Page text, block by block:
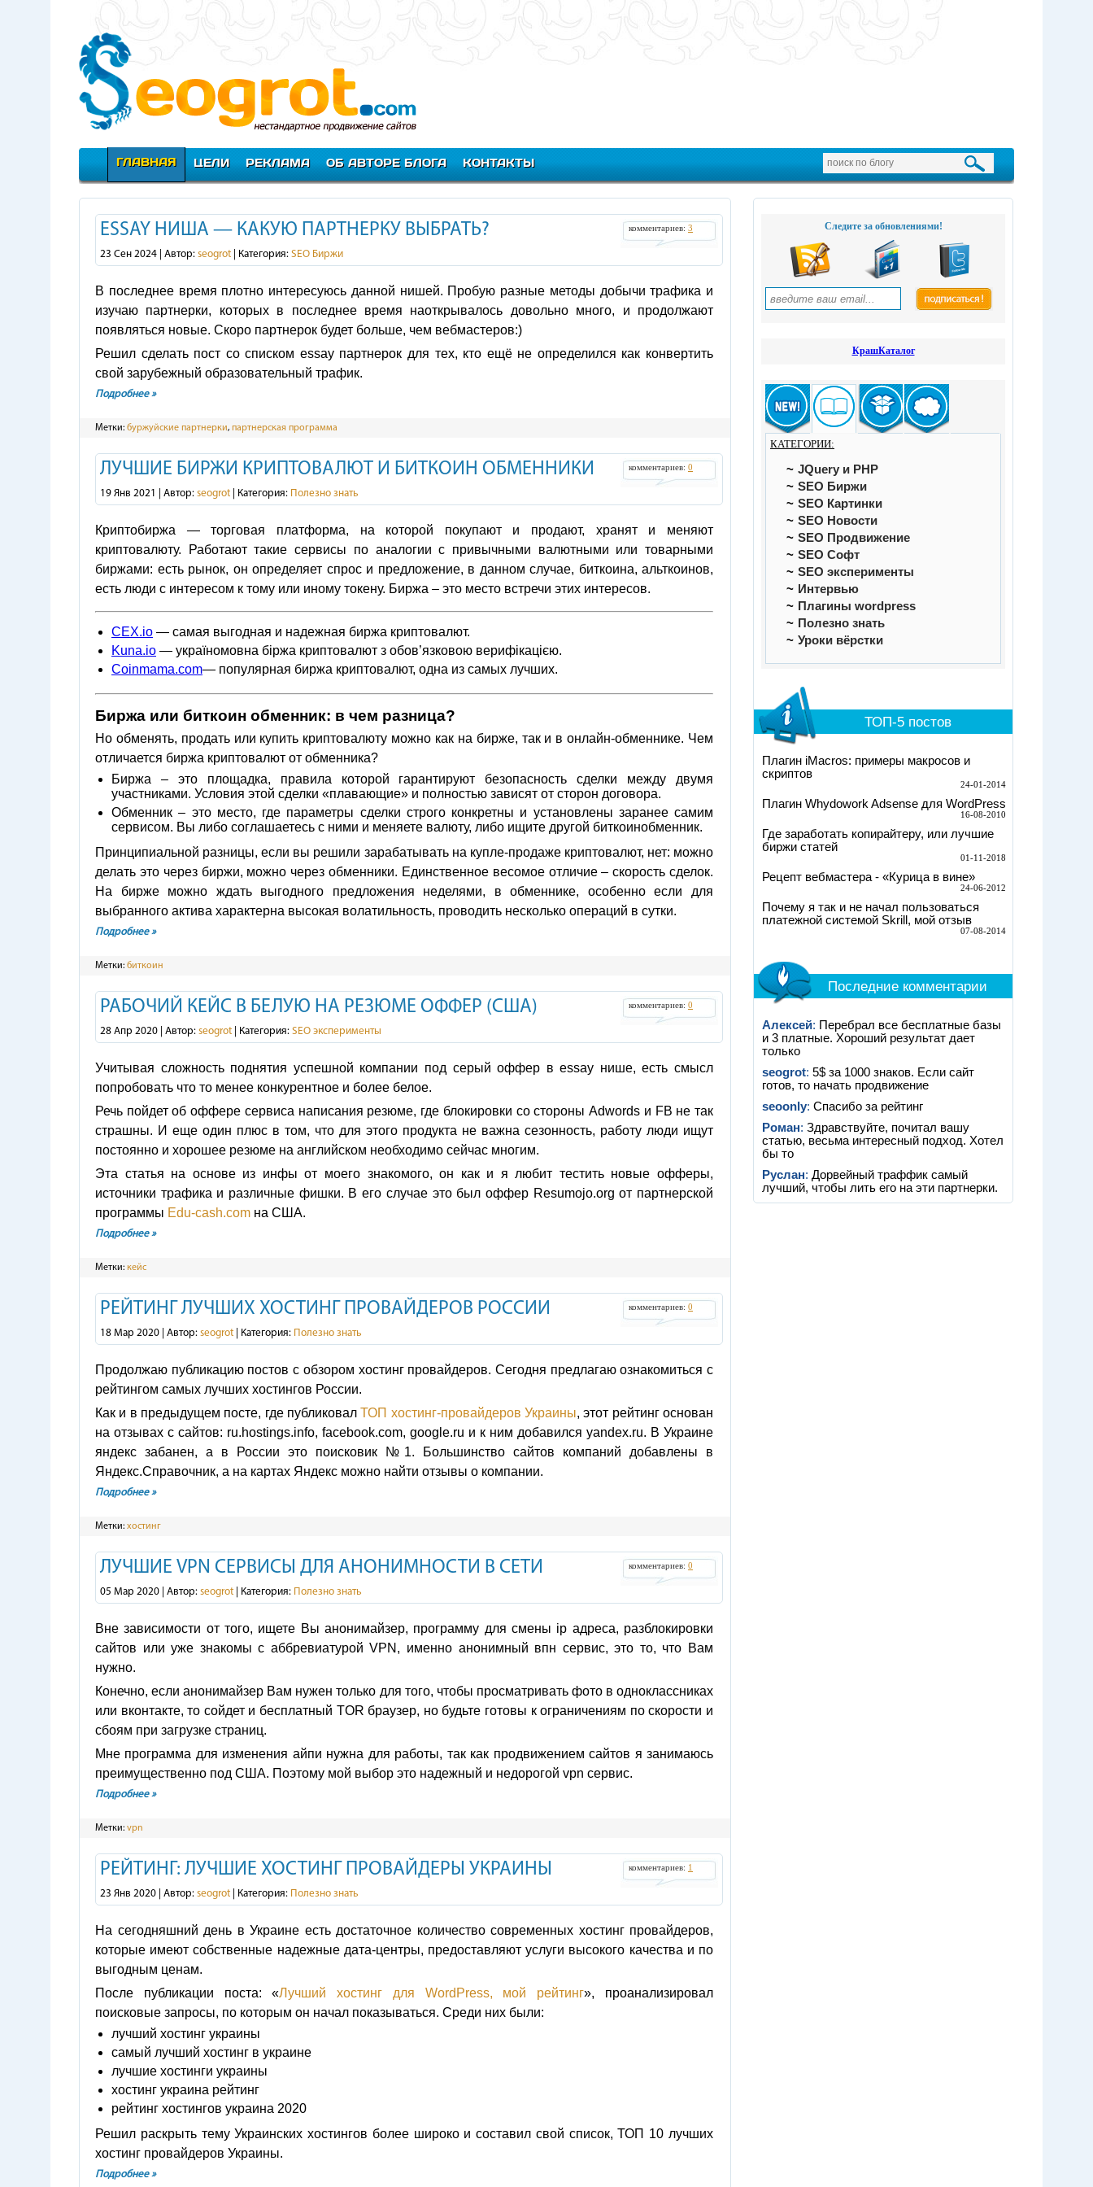
ГЛАВНАЯ ЦЕЛИ РЕКЛАМА ОБ АВТОРЕ БЛОГА КОНТАКТЫ
ESSAY НИША — КАКУЮ ПАРТНЕРКУ ВЫБРАТЬ? комментариев: 3
23 Сен 2024 | Автор: seogrot | Категория: SEO Биржи
В последнее время плотно интересуюсь данной нишей. Пробую разные методы добычи трафика и
изучаю партнерки, которых в последнее время наоткрывалось довольно много, и продолжают
появляться новые. Скоро партнерок будет больше, чем вебмастеров:)
Решил сделать пост со списком essay партнерок для тех, кто ещё не определился как конвертить
свой зарубежный образовательный трафик.
Подробнее »
Метки: буржуйские партнерки, партнерская программа
ЛУЧШИЕ БИРЖИ КРИПТОВАЛЮТ И БИТКОИН ОБМЕННИКИ комментариев: 0
19 Янв 2021 | Автор: seogrot | Категория: Полезно знать
Криптобиржа — торговая платформа, на которой покупают и продают, хранят и меняют
криптовалюту. Работают такие сервисы по аналогии с привычными валютными или товарными
биржами: есть рынок, он определяет спрос и предложение, в данном случае, биткоина, альткоинов,
есть люди с интересом к тому или иному токену. Биржа – это место встречи этих интересов.
CEX.io — самая выгодная и надежная биржа криптовалют.
Kuna.io — україномовна біржа криптовалют з обов’язковою верифікацією.
Coinmama.com— популярная биржа криптовалют, одна из самых лучших.
Биржа или биткоин обменник: в чем разница?
Но обменять, продать или купить криптовалюту можно как на бирже, так и в онлайн-обменнике. Чем
отличается биржа криптовалют от обменника?
Биржа – это площадка, правила которой гарантируют безопасность сделки между двумя
участниками. Условия этой сделки «плавающие» и полностью зависят от сторон договора.
Обменник – это место, где параметры сделки строго конкретны и установлены заранее самим
сервисом. Вы либо соглашаетесь с ними и меняете валюту, либо ищите другой биткоинобменник.
Принципиальной разницы, если вы решили зарабатывать на купле-продаже криптовалют, нет: можно
делать это через биржи, можно через обменники. Единственное весомое отличие – скорость сделок.
На бирже можно ждать выгодного предложения неделями, в обменнике, особенно если для
выбранного актива характерна высокая волатильность, проводить несколько операций в сутки.
Подробнее »
Метки: биткоин
РАБОЧИЙ КЕЙС В БЕЛУЮ НА РЕЗЮМЕ ОФФЕР (США) комментариев: 0
28 Апр 2020 | Автор: seogrot | Категория: SEO эксперименты
Учитывая сложность поднятия успешной компании под серый оффер в essay нише, есть смысл
попробовать что то менее конкурентное и более белое.
Речь пойдет об оффере сервиса написания резюме, где блокировки со стороны Adwords и FB не так
страшны. И еще один плюс в том, что для этого продукта не важна сезонность, работу люди ищут
постоянно и хорошее резюме на английском необходимо сейчас многим.
Эта статья на основе из инфы от моего знакомого, он как и я любит тестить новые офферы,
источники трафика и различные фишки. В его случае это был оффер Resumojo.org от партнерской
программы Edu-cash.com на США.
Подробнее »
Метки: кейс
РЕЙТИНГ ЛУЧШИХ ХОСТИНГ ПРОВАЙДЕРОВ РОССИИ комментариев: 0
18 Мар 2020 | Автор: seogrot | Категория: Полезно знать
Продолжаю публикацию постов с обзором хостинг провайдеров. Сегодня предлагаю ознакомиться с
рейтингом самых лучших хостингов России.
Как и в предыдущем посте, где публиковалТОП хостинг-провайдеров Украины, этот рейтинг основан
на отзывах с сайтов: ru.hostings.info, facebook.com, google.ru и к ним добавился yandex.ru. В Украине
яндекс забанен, а в России это поисковик №1. Большинство сайтов компаний добавлены в
Яндекс.Справочник, а на картах Яндекс можно найти отзывы о компании.
Подробнее »
Метки: хостинг
ЛУЧШИЕ VPN СЕРВИСЫ ДЛЯ АНОНИМНОСТИ В СЕТИ комментариев: 0
05 Мар 2020 | Автор: seogrot | Категория: Полезно знать
Вне зависимости от того, ищете Вы анонимайзер, программу для смены ip адреса, разблокировки
сайтов или уже знакомы с аббревиатурой VPN, именно анонимный впн сервис, это то, что Вам
нужно.
Конечно, если анонимайзер Вам нужен только для того, чтобы просматривать фото в одноклассниках
или вконтакте, то сойдет и бесплатный TOR браузер, но будьте готовы к ограничениям по скорости и
сбоям при загрузке страниц.
Мне программа для изменения айпи нужна для работы, так как продвижением сайтов я занимаюсь
преимущественно под США. Поэтому мой выбор это надежный и недорогой vpn сервис.
Подробнее »
Метки: vpn
РЕЙТИНГ: ЛУЧШИЕ ХОСТИНГ ПРОВАЙДЕРЫ УКРАИНЫ комментариев: 1
23 Янв 2020 | Автор: seogrot | Категория: Полезно знать
На сегодняшний день в Украине есть достаточное количество современных хостинг провайдеров,
которые имеют собственные надежные дата-центры, предоставляют услуги высокого качества и по
выгодным ценам.
После публикации поста: «Лучший хостинг для WordPress, мой рейтинг», проанализировал
поисковые запросы, по которым он начал показываться. Среди них были:
лучший хостинг украины
самый лучший хостинг в украине
лучшие хостинги украины
хостинг украина рейтинг
рейтинг хостингов украина 2020
Решил раскрыть тему Украинских хостингов более широко и составил свой список, ТОП 10 лучших
хостинг провайдеров Украины.
Подробнее »
Следите за обновлениями!
КрашКаталог
КАТЕГОРИИ:
JQuery и PHP
SEO Биржи
SEO Картинки
SEO Новости
SEO Продвижение
SEO Софт
SEO эксперименты
Интервью
Плагины wordpress
Полезно знать
Уроки вёрстки
ТОП-5 постов
Плагин iMacros: примеры макросов и
скриптов
24-01-2014
Плагин Whydowork Adsense для WordPress
16-08-2010
Где заработать копирайтеру, или лучшие
биржи статей
01-11-2018
Рецепт вебмастера - «Курица в вине»
24-06-2012
Почему я так и не начал пользоваться
платежной системой Skrill, мой отзыв
07-08-2014
Последние комментарии
Алексей: Перебрал все бесплатные базы
и 3 платные. Хороший результат дает
только
seogrot: 5$ за 1000 знаков. Если сайт
готов, то начать продвижение
seoonly: Спасибо за рейтинг
Роман: Здравствуйте, почитал вашу
статью, весьма интересный подход. Хотел
бы то
Руслан: Дорвейный траффик самый
лучший, чтобы лить его на эти партнерки.